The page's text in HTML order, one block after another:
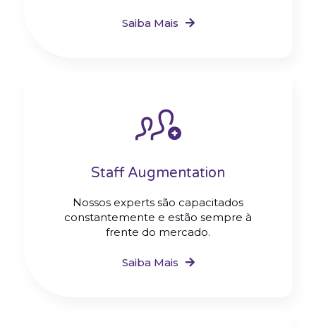
Saiba Mais
Staff Augmentation
Nossos experts são capacitados
constantemente e estão sempre à
frente do mercado.
Saiba Mais